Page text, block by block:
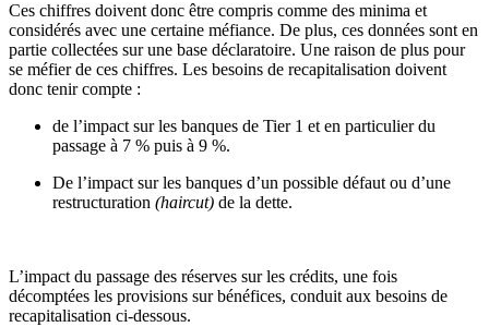
Ces chiffres doivent donc être compris comme des minima et
considérés avec une certaine méfiance. De plus, ces données sont en
partie collectées sur une base déclaratoire. Une raison de plus pour
se méfier de ces chiffres. Les besoins de recapitalisation doivent
donc tenir compte :
de l’impact sur les banques de Tier 1 et en particulier du
passage à 7 % puis à 9 %.
De l’impact sur les banques d’un possible défaut ou d’une
restructuration (haircut) de la dette.
L’impact du passage des réserves sur les crédits, une fois
décomptées les provisions sur bénéfices, conduit aux besoins de
recapitalisation ci-dessous.